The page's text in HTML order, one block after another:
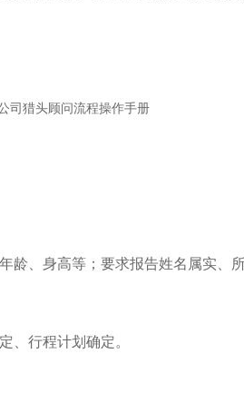
、身高等；要求报告姓名属实、
、行程计划确定。